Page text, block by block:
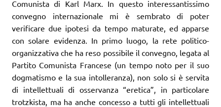
Comunista di Karl Marx. In questo interessantissimo
convegno internazionale mi è sembrato di poter
verificare due ipotesi da tempo maturate, ed apparse
con solare evidenza. In primo luogo, la rete politico-
organizzativa che ha reso possibile il convegno, legata al
Partito Comunista Francese (un tempo noto per il suo
dogmatismo e la sua intolleranza), non solo si è servita
di intellettuali di osservanza “eretica”, in particolare
trotzkista, ma ha anche concesso a tutti gli intellettuali